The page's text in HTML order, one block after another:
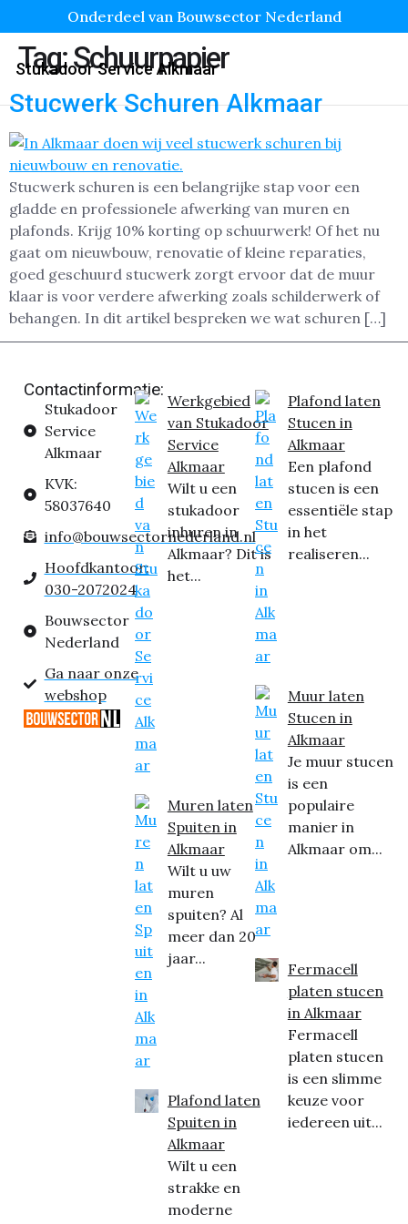
Onderdeel van Bouwsector Nederland
Stukadoor Service Alkmaar
Tag:Schuurpapier
Stucwerk Schuren Alkmaar
Stucwerk schuren is een belangrijke stap voor een
gladde en professionele afwerking van muren en
plafonds. Krijg 10% korting op schuurwerk! Of het nu
gaat om nieuwbouw, renovatie of kleine reparaties,
goed geschuurd stucwerk zorgt ervoor dat de muur
klaar is voor verdere afwerking zoals schilderwerk of
behangen. In dit artikel bespreken we wat schuren […]
Contactinformatie:
Stukadoor
Service
Alkmaar
KVK:
58037640
info@bouwsectornederland.nl
Hoofdkantoor:
030-2072024
Bouwsector
Nederland
Ga naar onze
webshop
Werkgebied
van Stukadoor
Service
Alkmaar
Wilt u een
stukadoor
inhuren in
Alkmaar? Dit is
het...
Muren laten
Spuiten in
Alkmaar
Wilt u uw
muren
spuiten? Al
meer dan 20
jaar...
Plafond laten
Spuiten in
Alkmaar
Wilt u een
strakke en
moderne
Plafond laten
Stucen in
Alkmaar
Een plafond
stucen is een
essentiële stap
in het
realiseren...
Muur laten
Stucen in
Alkmaar
Je muur stucen
is een
populaire
manier in
Alkmaar om...
Fermacell
platen stucen
in Alkmaar
Fermacell
platen stucen
is een slimme
keuze voor
iedereen uit...